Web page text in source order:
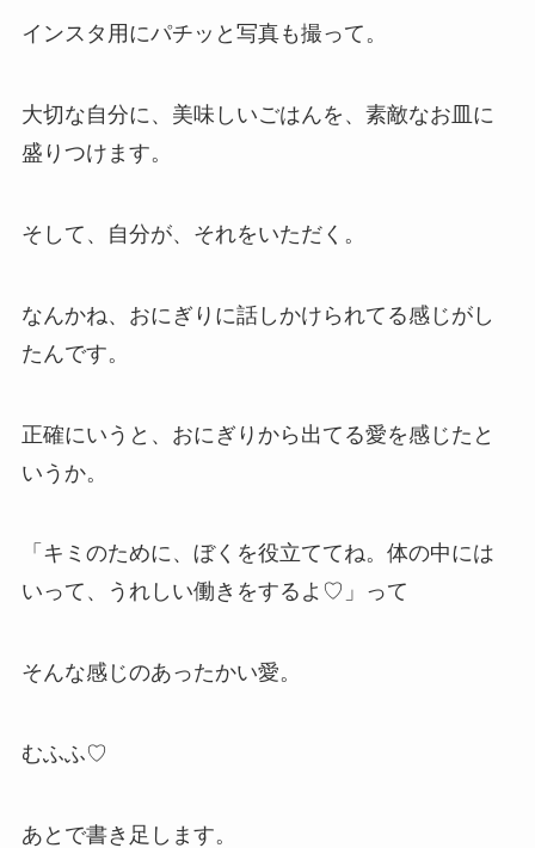
インスタ用にパチッと写真も撮って。
大切な自分に、美味しいごはんを、素敵なお皿に
盛りつけます。
そして、自分が、それをいただく。
なんかね、おにぎりに話しかけられてる感じがし
たんです。
正確にいうと、おにぎりから出てる愛を感じたと
いうか。
「キミのために、ぼくを役立ててね。体の中には
いって、うれしい働きをするよ♡」って
そんな感じのあったかい愛。
むふふ♡
あとで書き足します。